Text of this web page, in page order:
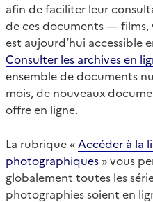
afin de faciliter leur
de ces documents —
est aujourd’hui accessible
Consulter les archives en
ensemble de documents
mois, de nouveaux
offre en ligne.
La rubrique « Accéder à la
photographiques » vous
globalement toutes les
photographies soient en